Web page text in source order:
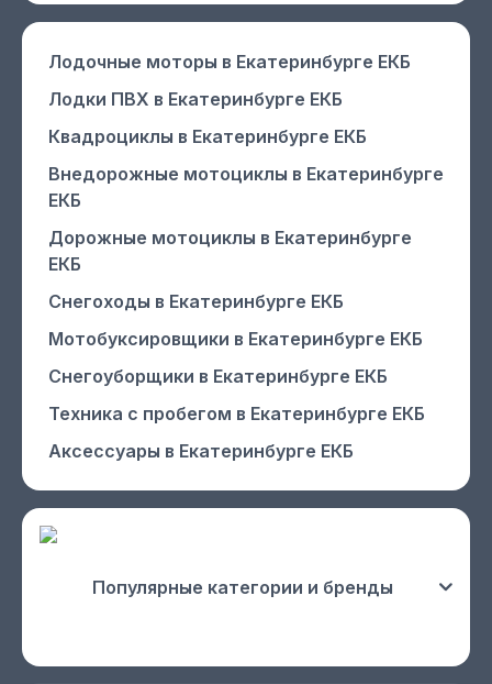
Лодочные моторы в Екатеринбурге ЕКБ
Лодки ПВХ в Екатеринбурге ЕКБ
Квадроциклы в Екатеринбурге ЕКБ
Внедорожные мотоциклы в Екатеринбурге
ЕКБ
Дорожные мотоциклы в Екатеринбурге
ЕКБ
Снегоходы в Екатеринбурге ЕКБ
Мотобуксировщики в Екатеринбурге ЕКБ
Снегоуборщики в Екатеринбурге ЕКБ
Техника с пробегом в Екатеринбурге ЕКБ
Аксессуары в Екатеринбурге ЕКБ
Популярные категории и бренды